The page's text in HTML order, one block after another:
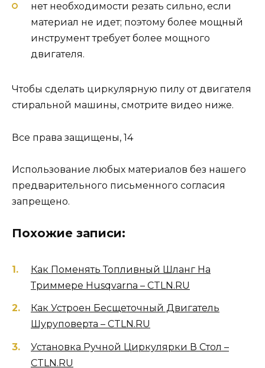
нет необходимости резать сильно, если
материал не идет; поэтому более мощный
инструмент требует более мощного
двигателя.
Чтобы сделать циркулярную пилу от двигателя
стиральной машины, смотрите видео ниже.
Все права защищены, 14
Использование любых материалов без нашего
предварительного письменного согласия
запрещено.
Похожие записи:
Как Поменять Топливный Шланг На
Триммере Husqvarna – CTLN.RU
Как Устроен Бесщеточный Двигатель
Шуруповерта – CTLN.RU
Установка Ручной Циркулярки В Стол –
CTLN.RU